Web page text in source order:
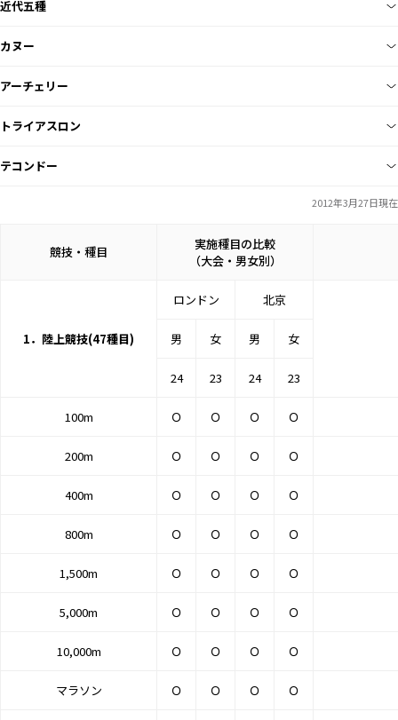
近代五種
カヌー
アーチェリー
トライアスロン
テコンドー
2012年3月27日現在
競技・種目
実施種目の比較
（大会・男女別）
1．陸上競技(47種目)
ロンドン 北京
男 女 男 女
24 23 24 23
100m Ｏ Ｏ Ｏ Ｏ
200m Ｏ Ｏ Ｏ Ｏ
400m Ｏ Ｏ Ｏ Ｏ
800m Ｏ Ｏ Ｏ Ｏ
1,500m Ｏ Ｏ Ｏ Ｏ
5,000m Ｏ Ｏ Ｏ Ｏ
10,000m Ｏ Ｏ Ｏ Ｏ
マラソン Ｏ Ｏ Ｏ Ｏ